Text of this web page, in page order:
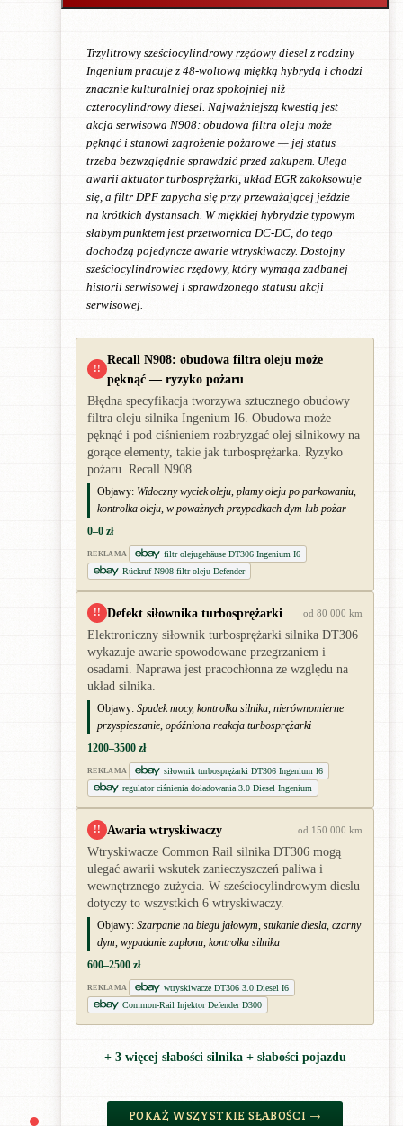
Trzylitrowy sześciocylindrowy rzędowy diesel z rodziny
Ingenium pracuje z 48-woltową miękką hybrydą i chodzi
znacznie kulturalniej oraz spokojniej niż
czterocylindrowy diesel. Najważniejszą kwestią jest
akcja serwisowa N908: obudowa filtra oleju może
pęknąć i stanowi zagrożenie pożarowe — jej status
trzeba bezwzględnie sprawdzić przed zakupem. Ulega
awarii aktuator turbosprężarki, układ EGR zakoksowuje
się, a filtr DPF zapycha się przy przeważającej jeździe
na krótkich dystansach. W miękkiej hybrydzie typowym
słabym punktem jest przetwornica DC-DC, do tego
dochodzą pojedyncze awarie wtryskiwaczy. Dostojny
sześciocylindrowiec rzędowy, który wymaga zadbanej
historii serwisowej i sprawdzonego statusu akcji
serwisowej.
!!
Recall N908: obudowa filtra oleju może
pęknąć — ryzyko pożaru
Błędna specyfikacja tworzywa sztucznego obudowy
filtra oleju silnika Ingenium I6. Obudowa może
pęknąć i pod ciśnieniem rozbryzgać olej silnikowy na
gorące elementy, takie jak turbosprężarka. Ryzyko
pożaru. Recall N908.
Objawy: Widoczny wyciek oleju, plamy oleju po parkowaniu,
kontrolka oleju, w poważnych przypadkach dym lub pożar
0–0 zł
REKLAMA
filtr olejugehäuse DT306 Ingenium I6
Rückruf N908 filtr oleju Defender
!! Defekt siłownika turbosprężarki od 80 000 km
Elektroniczny siłownik turbosprężarki silnika DT306
wykazuje awarie spowodowane przegrzaniem i
osadami. Naprawa jest pracochłonna ze względu na
układ silnika.
Objawy: Spadek mocy, kontrolka silnika, nierównomierne
przyspieszanie, opóźniona reakcja turbosprężarki
1200–3500 zł
REKLAMA
siłownik turbosprężarki DT306 Ingenium I6
regulator ciśnienia doładowania 3.0 Diesel Ingenium
!! Awaria wtryskiwaczy od 150 000 km
Wtryskiwacze Common Rail silnika DT306 mogą
ulegać awarii wskutek zanieczyszczeń paliwa i
wewnętrznego zużycia. W sześciocylindrowym dieslu
dotyczy to wszystkich 6 wtryskiwaczy.
Objawy: Szarpanie na biegu jałowym, stukanie diesla, czarny
dym, wypadanie zapłonu, kontrolka silnika
600–2500 zł
REKLAMA
wtryskiwacze DT306 3.0 Diesel I6
Common-Rail Injektor Defender D300
+ 3 więcej słabości silnika + słabości pojazdu
POKAŻ WSZYSTKIE SŁABOŚCI →